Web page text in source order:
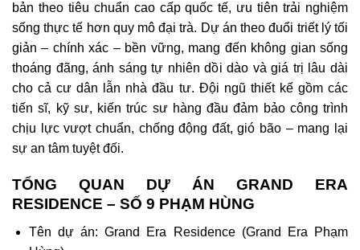
bản theo tiêu chuẩn cao cấp quốc tế, ưu tiên trải nghiệm
sống thực tế hơn quy mô đại trà. Dự án theo đuổi triết lý tối
giản – chính xác – bền vững, mang đến không gian sống
thoáng đãng, ánh sáng tự nhiên dồi dào và giá trị lâu dài
cho cả cư dân lẫn nhà đầu tư. Đội ngũ thiết kế gồm các
tiến sĩ, kỹ sư, kiến trúc sư hàng đầu đảm bảo công trình
chịu lực vượt chuẩn, chống động đất, gió bão – mang lại
sự an tâm tuyệt đối.
TỔNG QUAN DỰ ÁN GRAND ERA
RESIDENCE – SỐ 9 PHẠM HÙNG
Tên dự án: Grand Era Residence (Grand Era Phạm